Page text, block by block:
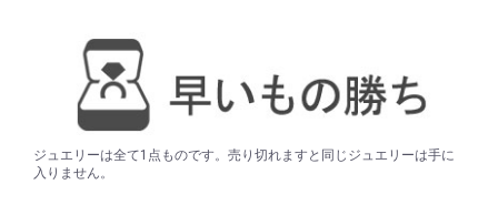
ジュエリーは全て1点ものです。売り切れますと同じジュエリーは手に
入りません。